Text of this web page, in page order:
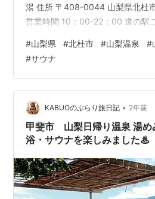
湯 住所 〒408-0044 山梨県北杜
営業時間 10：00-22：00 道の駅
施設です。 約2週間をかけて 山梨
え、 次なる目的地長野県へ。 長
崎市や北杜市で 撮影し忘れた史
ちらの施設で 温泉とサウナを楽
浴料金。 北杜市民と市外で料金が
#山梨県 #北杜市 #山梨温泉 #
#サウナ
KABUOのぶらり旅日記 • 2年前
甲斐市 山梨日帰り温泉 湯め
浴・サウナを楽しみました♨